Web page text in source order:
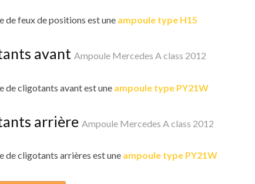
de feux de positions est une ampoule type H15
avant Ampoule Mercedes A class 2012
de cligotants avant est une ampoule type PY21W
arrière Ampoule Mercedes A class 2012
de cligotants arrières est une ampoule type PY21W